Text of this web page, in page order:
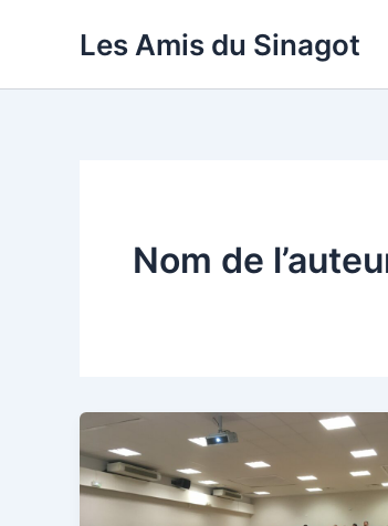
Les Amis du Sinagot
Nom de